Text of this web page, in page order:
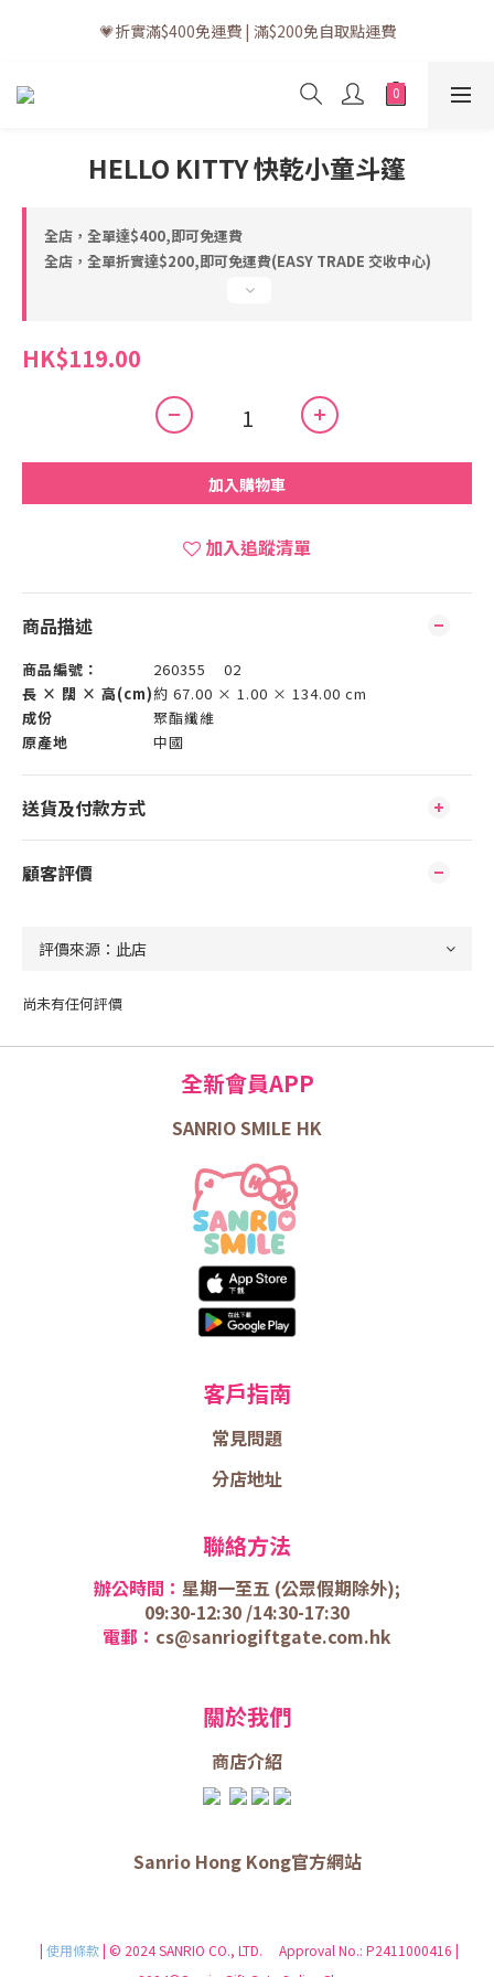
💗訂單一般送貨時間為3至5個工作天 (星期六、日及公眾假期並非
工作天)
💗折實滿$400免運費 | 滿$200免自取點運費
💗立即下載全新會員APP享有專屬會員禮遇
工作天)
HELLO KITTY 快乾小童斗篷
全店，全單達$400,即可免運費
全店，全單折實達$200,即可免運費(EASY TRADE 交收中心)
HK$119.00
加入購物車
加入追蹤清單
商品描述
商品編號：
260355 02
長 × 闊 × 高(cm)約 67.00 × 1.00 × 134.00 cm
成份
聚酯纖維
原產地
中國
送貨及付款方式
顧客評價
尚未有任何評價
全新會員APP
SANRIO SMILE HK
客戶指南
常見問題
分店地址
聯絡方法
辦公時間： 星期一至五 (公眾假期除外);
09:30-12:30 /14:30-17:30
電郵： cs@sanriogiftgate.com.hk
關於我們
商店介紹
Sanrio Hong Kong官方網站
| 使用條款| © 2024 SANRIO CO., LTD. Approval No.: P2411000416 |